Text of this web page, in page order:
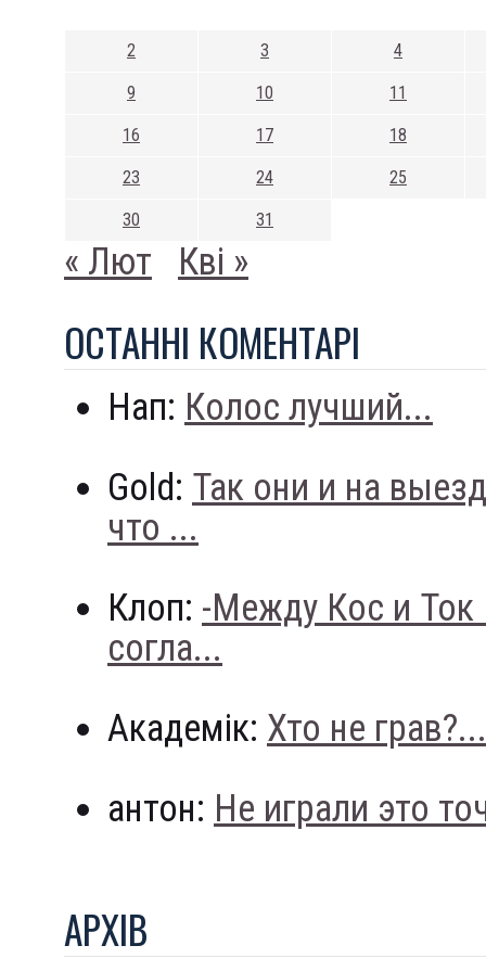
2 3 4
9 10 11
16 17 18
23 24 25
30 31
« Лют Кві »
ОСТАННI КОМЕНТАРI
Нап: Колос лучший...
Gold: Так они и на
что ...
Клоп: -Между Кос и
согла...
Академік: Хто не грав?...
антон: Не играли это
АРХIВ